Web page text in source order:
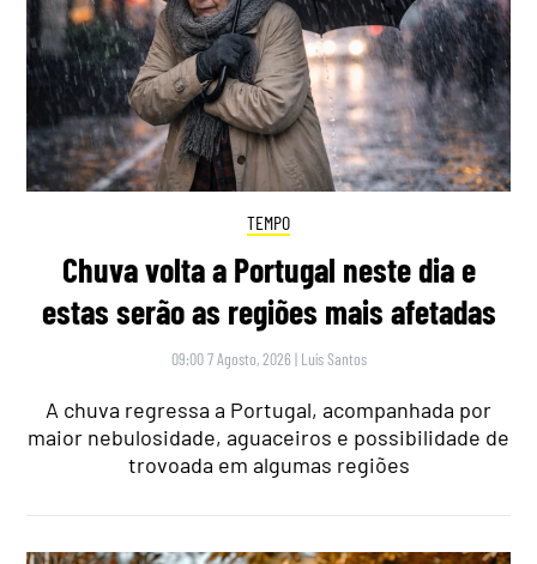
TEMPO
Chuva volta a Portugal neste dia e
estas serão as regiões mais afetadas
09:00 7 Agosto, 2026 | Luís Santos
A chuva regressa a Portugal, acompanhada por
maior nebulosidade, aguaceiros e possibilidade de
trovoada em algumas regiões